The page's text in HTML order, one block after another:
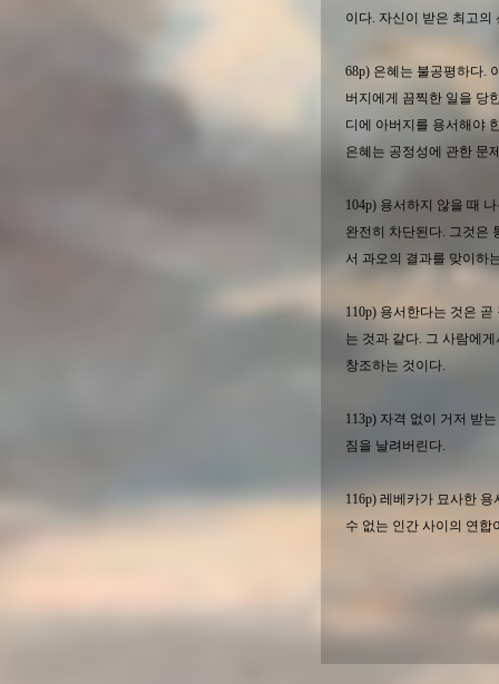
이다. 자신이 받은 최고
68p) 은혜는 불공평하다.
버지에게 끔찍한 일을 당
디에 아버지를 용서해야
은혜는 공정성에 관한 문
104p) 용서하지 않을 때
완전히 차단된다. 그것은
서 과오의 결과를 맞이하
110p) 용서한다는 것은
는 것과 같다. 그 사람에
창조하는 것이다.
113p) 자격 없이 거저 받
짐을 날려버린다.
116p) 레베카가 묘사한
수 없는 인간 사이의 연합